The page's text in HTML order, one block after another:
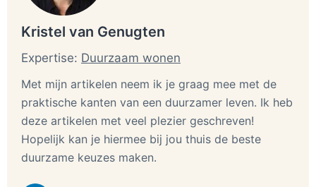
Kristel van Genugten
Expertise: Duurzaam wonen
Met mijn artikelen neem ik je graag mee met de
praktische kanten van een duurzamer leven. Ik heb
deze artikelen met veel plezier geschreven!
Hopelijk kan je hiermee bij jou thuis de beste
duurzame keuzes maken.